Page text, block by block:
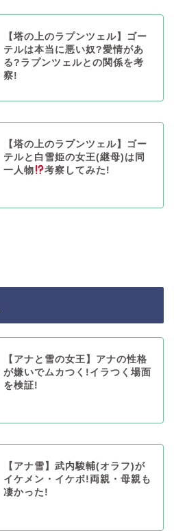
【塔の上のラプンツェル】ゴー
テルは本当に悪い奴?愛情があ
る?ラプンツェルとの関係を考
察!
【塔の上のラプンツェル】ゴー
テルと白雪姫の女王(継母)は同
一人物
考察してみた!
【アナと雪の女王】アナの性格
が嫌いでムカつく!イラつく場面
を検証!
【アナ雪】武内駿輔(オラフ)が
イケメン・イケボ!両親・母親も
凄かった!